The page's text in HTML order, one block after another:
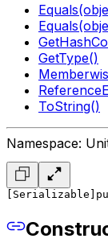
GetType()
ToString()
Namespace:
[Serializable]